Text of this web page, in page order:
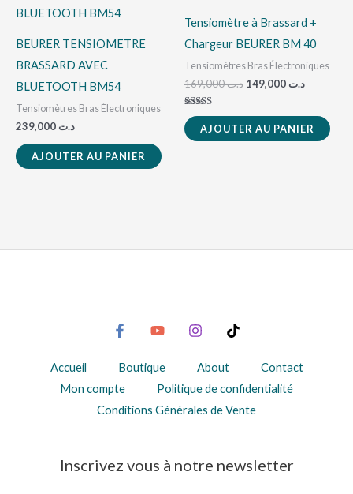
BEURER TENSIOMETRE
BRASSARD AVEC
BLUETOOTH BM54
Tensiomètres Bras Électroniques
د.ت
AJOUTER AU PANIER
Tensiomètre à Brassard +
Chargeur BEURER BM 40
Tensiomètres Bras Électroniques
د.ت169,000
د.ت 169,000.
د.ت
Note
5.00
sur 5AJOUTER AU PANIER
Accueil Boutique About
Contact
Mon compte
Politique de confidentialité
Conditions Générales de Vente
Inscrivez vous à notre newsletter